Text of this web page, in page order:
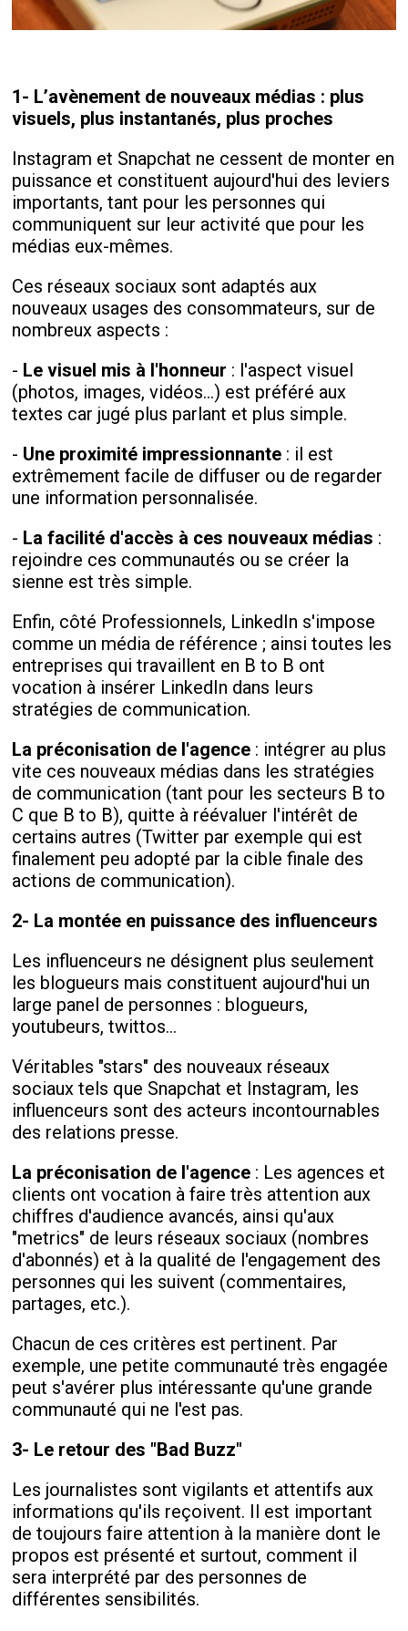
1- L’avènement de nouveaux médias : plus
visuels, plus instantanés, plus proches
Instagram et Snapchat ne cessent de monter en
puissance et constituent aujourd'hui des leviers
importants, tant pour les personnes qui
communiquent sur leur activité que pour les
médias eux-mêmes.
Ces réseaux sociaux sont adaptés aux
nouveaux usages des consommateurs, sur de
nombreux aspects :
- Le visuel mis à l'honneur : l'aspect visuel
(photos, images, vidéos...) est préféré aux
textes car jugé plus parlant et plus simple.
- Une proximité impressionnante : il est
extrêmement facile de diffuser ou de regarder
une information personnalisée.
- La facilité d'accès à ces nouveaux médias :
rejoindre ces communautés ou se créer la
sienne est très simple.
Enfin, côté Professionnels, LinkedIn s'impose
comme un média de référence ; ainsi toutes les
entreprises qui travaillent en B to B ont
vocation à insérer LinkedIn dans leurs
stratégies de communication.
La préconisation de l'agence : intégrer au plus
vite ces nouveaux médias dans les stratégies
de communication (tant pour les secteurs B to
C que B to B), quitte à réévaluer l'intérêt de
certains autres (Twitter par exemple qui est
finalement peu adopté par la cible finale des
actions de communication).
2- La montée en puissance des influenceurs
Les influenceurs ne désignent plus seulement
les blogueurs mais constituent aujourd'hui un
large panel de personnes : blogueurs,
youtubeurs, twittos...
Véritables "stars" des nouveaux réseaux
sociaux tels que Snapchat et Instagram, les
influenceurs sont des acteurs incontournables
des relations presse.
La préconisation de l'agence : Les agences et
clients ont vocation à faire très attention aux
chiffres d'audience avancés, ainsi qu'aux
"metrics" de leurs réseaux sociaux (nombres
d'abonnés) et à la qualité de l'engagement des
personnes qui les suivent (commentaires,
partages, etc.).
Chacun de ces critères est pertinent. Par
exemple, une petite communauté très engagée
peut s'avérer plus intéressante qu'une grande
communauté qui ne l'est pas.
3- Le retour des "Bad Buzz"
Les journalistes sont vigilants et attentifs aux
informations qu'ils reçoivent. Il est important
de toujours faire attention à la manière dont le
propos est présenté et surtout, comment il
sera interprété par des personnes de
différentes sensibilités.